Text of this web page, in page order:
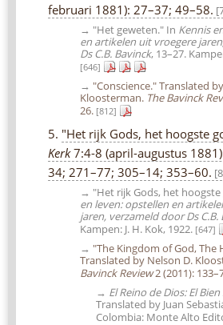
februari 1881): 27–37; 49–58.
→ "Het geweten." In Kennis
en artikelen uit vroegere
Ds C.B. Bavinck, 13–27.
[646]
→ "Conscience." Translated
Kloosterman. The Bavinck
26. [812]
5. "Het rijk Gods, het hoogste
Kerk7:4-8 (april-augustus
34; 271–77; 305–14; 353–60.
→ "Het rijk Gods, het hoogste
en leven: opstellen en
jaren, verzameld door Ds C.B.
Kampen: J. H. Kok, 1922. [647]
→ "The Kingdom of God, The
Translated by Nelson D.
Bavinck Review2 (2011):
→ El Reino de Dios: El
Translated by Juan
Colombia: Monte Alto